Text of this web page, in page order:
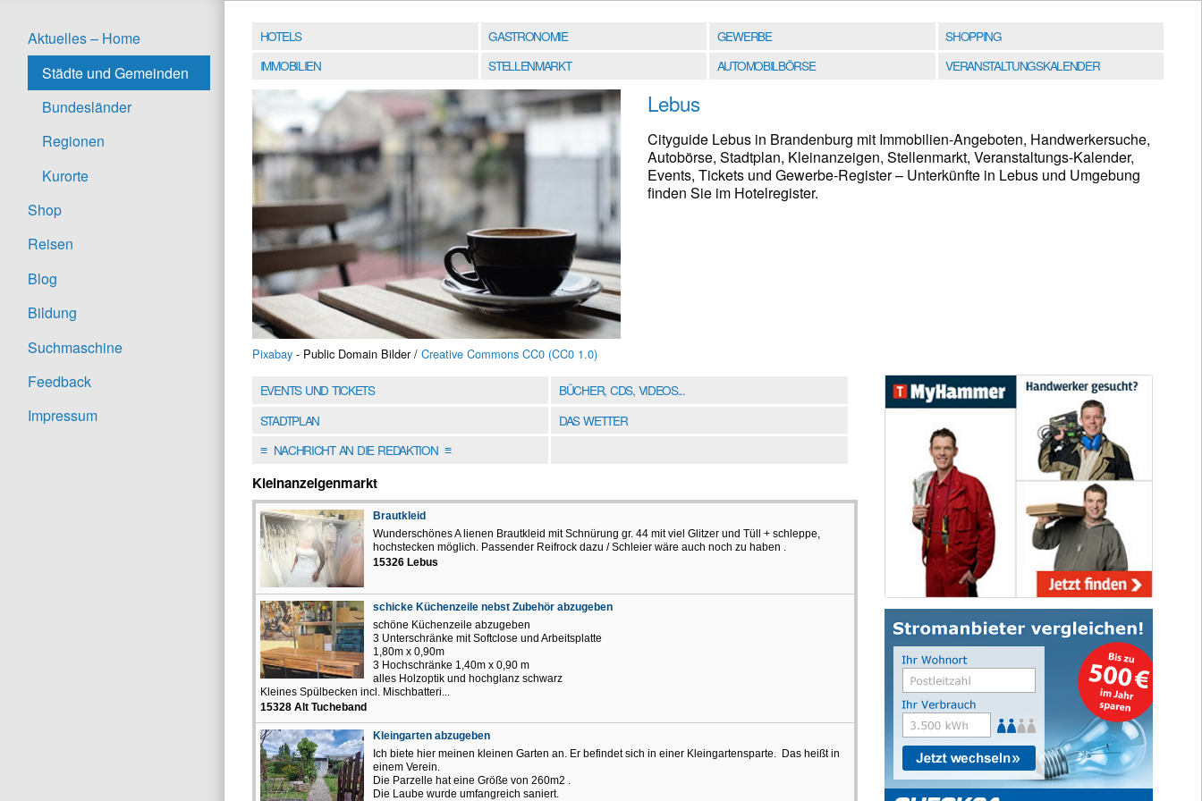
Aktuelles – Home
Städte und Gemeinden
Bundesländer
Regionen
Kurorte
Shop
Reisen
Blog
Bildung
Suchmaschine
Feedback
Impressum
HOTELS GASTRONOMIE GEWERBE
SHOPPING
IMMOBILIEN
STELLENMARKT AUTOMOBILBÖRSE VERANSTALTUNGSKALENDER
Pixabay - Public Domain Bilder / Creative Commons CC0 (CC0 1.0)
Lebus
Cityguide Lebus in Brandenburg mit Immobilien-Angeboten, Handwerkersuche,
Autobörse, Stadtplan, Kleinanzeigen, Stellenmarkt, Veranstaltungs-Kalender,
Events, Tickets und Gewerbe-Register – Unterkünfte in Lebus und Umgebung
finden Sie im Hotelregister.
EVENTS UND TICKETS
BÜCHER, CDS, VIDEOS...
STADTPLAN
DAS WETTER
≡NACHRICHT AN DIE REDAKTION≡
Kleinanzeigenmarkt
Brautkleid
Wunderschönes A lienen Brautkleid mit Schnürung gr. 44 mit viel Glitzer und Tüll + schleppe,
hochstecken möglich. Passender Reifrock dazu / Schleier wäre auch noch zu haben .
15326 Lebus
schicke Küchenzeile nebst Zubehör abzugeben
schöne Küchenzeile abzugeben
3 Unterschränke mit Softclose und Arbeitsplatte
1,80m x 0,90m
3 Hochschränke 1,40m x 0,90 m
alles Holzoptik und hochglanz schwarz
Kleines Spülbecken incl. Mischbatteri...
15328 Alt Tucheband
Kleingarten abzugeben
Ich biete hier meinen kleinen Garten an. Er befindet sich in einer Kleingartensparte. Das heißt in
einem Verein.
Die Parzelle hat eine Größe von 260m2 .
Die Laube wurde umfangreich saniert.